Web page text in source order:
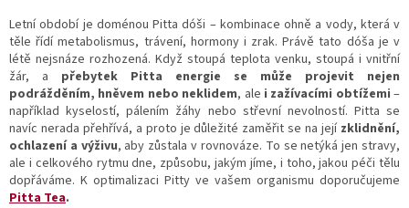
Letní období je doménou Pitta dóši – kombinace ohně a vody, která v
těle řídí metabolismus, trávení, hormony i zrak. Právě tato dóša je v
létě nejsnáze rozhozená. Když stoupá teplota venku, stoupá i vnitřní
žár, a přebytek Pitta energie se může projevit nejen
podrážděním, hněvem nebo neklidem, ale i zažívacími obtížemi –
například kyselostí, pálením žáhy nebo střevní nevolností. Pitta se
navíc nerada přehřívá, a proto je důležité zaměřit se na jejízklidnění,
ochlazení a výživu, aby zůstala v rovnováze. To se netýká jen stravy,
ale i celkového rytmu dne, způsobu, jakým jíme, i toho, jakou péči tělu
dopřáváme. K optimalizaci Pitty ve vašem organismu doporučujeme
Pitta Tea.